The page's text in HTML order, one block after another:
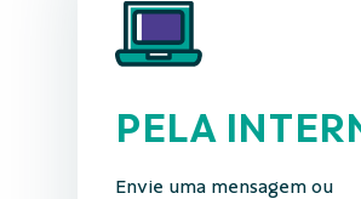
PELA
Envie uma mensagem ou